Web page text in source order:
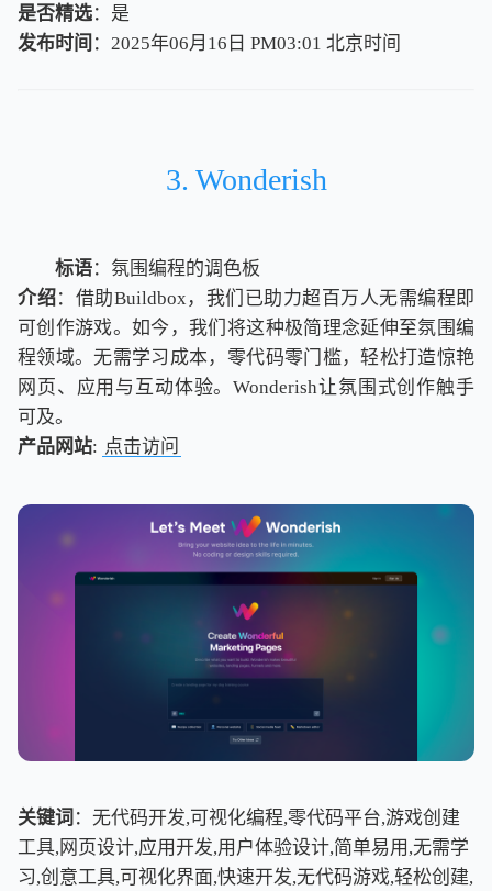
是否精选：是
发布时间 ：2025年06月16日 PM03:01 北京时间
北京时间
3. Wonderish
标语：氛围编程的调色板
介绍：借助Buildbox，我们已助力超百万人无需编程即
可创作游戏。如今，我们将这种极简理念延伸至氛围编
程领域。无需学习成本，零代码零门槛，轻松打造惊艳
网页、应用与互动体验。Wonderish让氛围式创作触手
可及。
产品网站: 点击访问
关键词 ：无代码开发,可视化编程,零代码平台,游戏创建
工具,网页设计,应用开发,用户体验设计,简单易用,无需学
习,创意工具,可视化界面,快速开发,无代码游戏,轻松创建,